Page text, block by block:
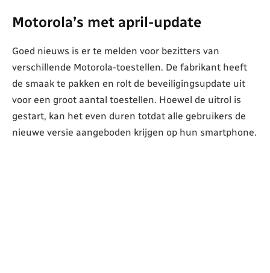
Motorola’s met april-update
Goed nieuws is er te melden voor bezitters van
verschillende Motorola-toestellen. De fabrikant heeft
de smaak te pakken en rolt de beveiligingsupdate uit
voor een groot aantal toestellen. Hoewel de uitrol is
gestart, kan het even duren totdat alle gebruikers de
nieuwe versie aangeboden krijgen op hun smartphone.